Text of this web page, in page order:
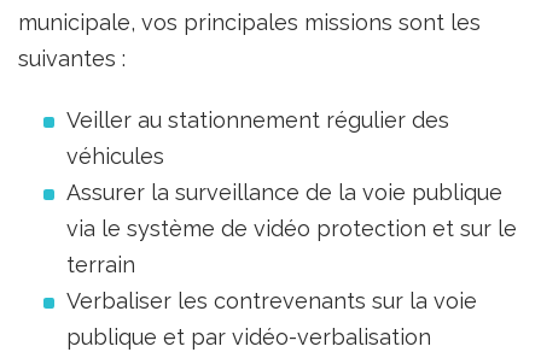
municipale, vos principales missions sont les
suivantes :
Veiller au stationnement régulier des
véhicules
Assurer la surveillance de la voie publique
via le système de vidéo protection et sur le
terrain
Verbaliser les contrevenants sur la voie
publique et par vidéo-verbalisation